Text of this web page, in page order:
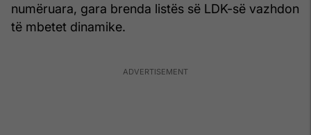
numëruara, gara brenda listës së LDK-së vazhdon
të mbetet dinamike.